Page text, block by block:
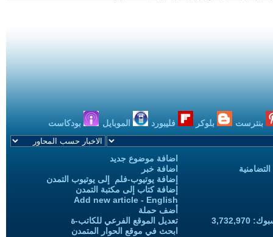
بنترست بلوكر فليبورد الموبايل بودكاست
اضافة موضوع جديد
اضافة خبر
إضافة يوتيوب-فلم إلى يوتيوب التمدن
إضافة كتاب إلى مكتبة التمدن
Add new article - English
أضف حملة
تعديل الموقع الفرعي للكاتب-ة
ابحث في موقع الحوار المتمدن